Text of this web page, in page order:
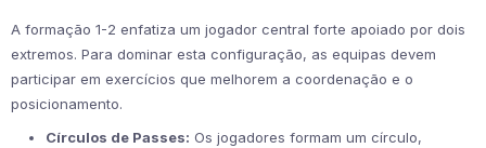
A formação 1-2 enfatiza um jogador central forte apoiado por dois
extremos. Para dominar esta configuração, as equipas devem
participar em exercícios que melhorem a coordenação e o
posicionamento.
Círculos de Passes: Os jogadores formam um círculo,